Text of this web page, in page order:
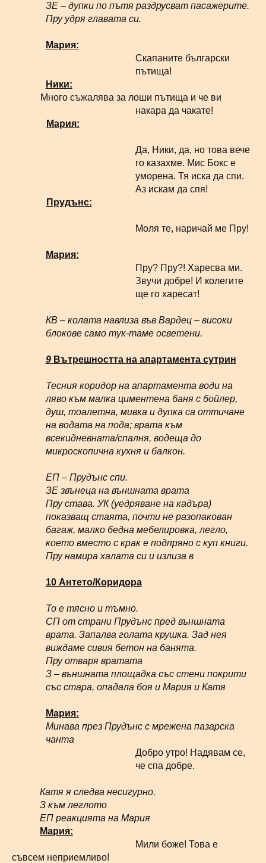
ЗЕ – дупки по пътя раздрусват пасажерите.
Пру удря главата си.
Мария:
Скапаните български
пътища!
Ники:
Много съжалява за лоши пътища и че ви
накара да чакате!
Мария:
Да, Ники, да, но това вече
го казахме. Мис Бокс е
уморена. Тя иска да спи.
Аз искам да спя!
Прудънс:
Моля те, наричай ме Пру!
Мария:
Пру? Пру?! Харесва ми.
Звучи добре! И колегите
ще го харесат!
КВ – колата навлиза във Вардец – високи
блокове само тук-таме осветени.
9 Вътрешността на апартамента сутрин
Тесния коридор на апартамента води на
ляво към малка циментена баня с бойлер,
душ, тоалетна, мивка и дупка са оттичане
на водата на пода; врата към
всекидневната/спалня, водеща до
микроскопична кухня и балкон.
ЕП – Прудънс спи.
ЗЕ звънеца на външната врата
Пру става. УК (уедряване на кадъра)
показващ стаята, почти не разопакован
багаж, малко бедна мебелировка, легло,
което вместо с крак е подпряно с куп книги.
Пру намира халата си и излиза в
10 Антето/Коридора
То е тясно и тъмно.
СП от страни Прудънс пред външната
врата. Запалва голата крушка. Зад нея
виждаме сивия бетон на банята.
Пру отваря вратата
З – външната площадка със стени покрити
със стара, опадала боя и Мария и Катя
Мария:
Минава през Прудънс с мрежена пазарска
чанта
Добро утро! Надявам се,
че спа добре.
Катя я следва несигурно.
З към леглото
ЕП реакцията на Мария
Мария:
Мили боже! Това е
съвсем неприемливо!